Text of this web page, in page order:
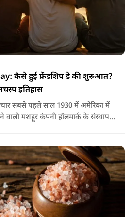
कैसे हुई फ्रेंडशिप डे की शुरुआत?
इतिहास
सबसे पहले साल 1930 में अमेरिका में
वाली मशहूर कंपनी हॉलमार्क के संस्थापक